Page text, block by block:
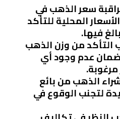
سعر الذهب في
المحلية للتأكد
فيها.
التأكد من وزن الذهب
عدم وجود أي
الذهب من بائع
لتجنب الوقوع في